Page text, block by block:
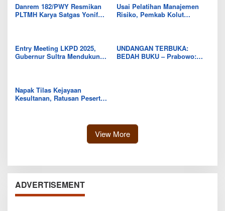
Danrem 182/PWY Resmikan
PLTMH Karya Satgas Yonif
Usai Pelatihan Manajemen
Risiko, Pemkab Kolut
Entry Meeting LKPD 2025,
Gubernur Sultra Mendukung
UNDANGAN TERBUKA:
BEDAH BUKU – Prabowo:
Napak Tilas Kejayaan
Kesultanan, Ratusan Peserta
View More
ADVERTISEMENT